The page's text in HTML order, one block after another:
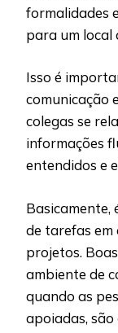
formalidades
para um local
Isso é
comunicação
colegas se
informações
entendidos e
Basicamente,
de tarefas em
projetos.
ambiente de
quando as
apoiadas,